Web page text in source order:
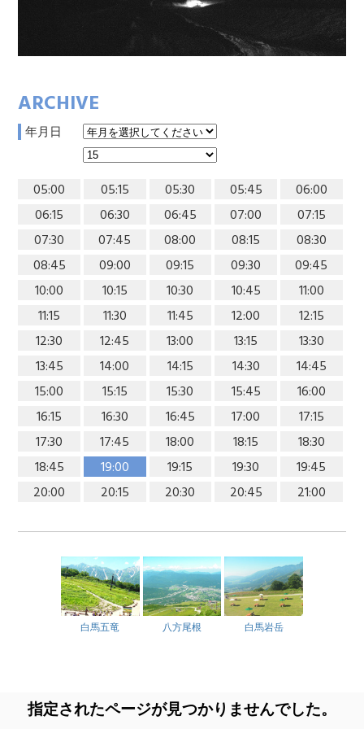
ARCHIVE
年月日
05:00 05:15 05:30 05:45
06:00
06:15
06:30 06:45 07:00
07:15
07:30
07:45 08:00 08:15
08:30
08:45
09:00 09:15 09:30
09:45
10:00
10:15 10:30 10:45
11:00
11:15
11:30 11:45 12:00
12:15
12:30
12:45 13:00 13:15
13:30
13:45
14:00 14:15 14:30
14:45
15:00
15:15 15:30 15:45
16:00
16:15
16:30 16:45 17:00
17:15
17:30
17:45 18:00 18:15
18:30
18:45
19:00 19:15 19:30
19:45
20:00
20:15 20:30 20:45 21:00
白馬五竜 八方尾根 白馬岩岳